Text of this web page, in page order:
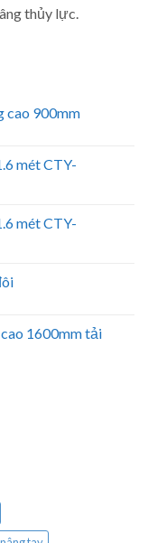
thủy lực.
cao 900mm
mét CTY-
mét CTY-
cao 1600mm tải